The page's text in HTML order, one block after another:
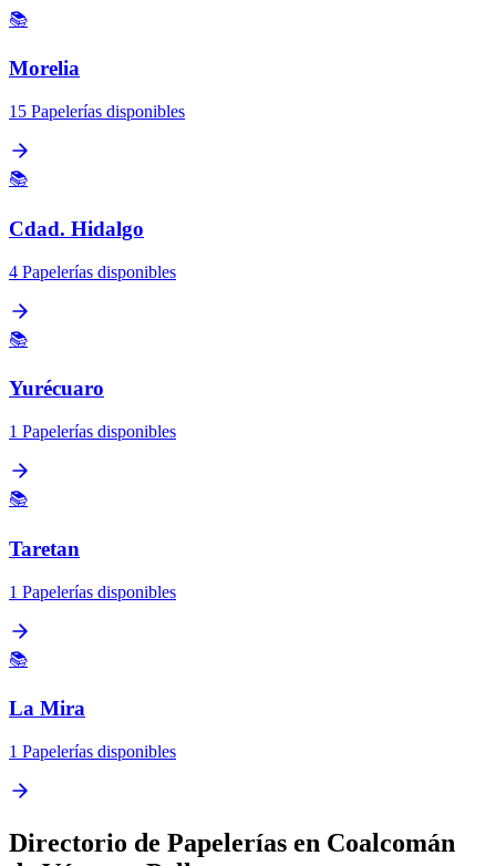
📚
Morelia
15 Papelerías disponibles
📚
Cdad. Hidalgo
4 Papelerías disponibles
📚
Yurécuaro
1 Papelerías disponibles
📚
Taretan
1 Papelerías disponibles
📚
La Mira
1 Papelerías disponibles
Directorio de Papelerías en Coalcomán